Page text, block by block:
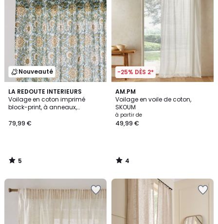
Nouveauté
LA REDOUTE INTERIEURS
Voilage en coton imprimé
block-print, à anneaux,
79,99 €
5
/
5
5
/
-25% DÈS 2*
AM.PM
Voilage en voile de coton,
SKOUM
à partir de
49,99 €
4
/
5
4
/